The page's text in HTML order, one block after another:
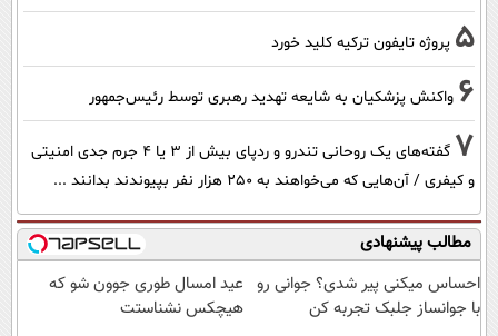
5 پروژه تایفون ترکیه کلید خورد
6 واکنش پزشکیان به شایعه تهدید رهبری توسط رئیس‌جمهور
7
گفته‌های یک روحانی تندرو و ردپای بیش از ۳ یا ۴ جرم جدی امنیتی
و کیفری / آن‌هایی که می‌خواهند به ۲۵۰ هزار نفر بپیوندند بدانند ...
مطالب پیشنهادی
احساس میکنی پیر شدی؟ جوانی رو
با جوانساز جلبک تجربه کن
عید امسال طوری جوون شو که
هیچکس نشناستت